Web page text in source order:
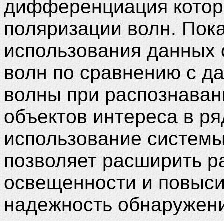
дифференциация
поляризации волн.
использования данных
волн по сравнению с
волны при
объектов интереса в
использование
позволяет расширить
освещенности и
надежность